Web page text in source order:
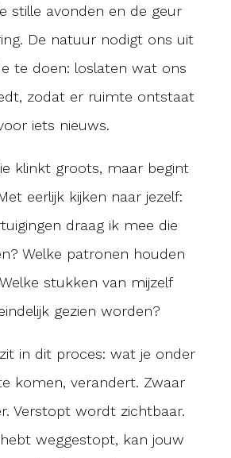
stille avonden en de geur
De natuur nodigt ons uit
te doen: loslaten wat ons
zodat er ruimte ontstaat
iets nieuws.
klinkt groots, maar begint
eerlijk kijken naar jezelf:
draag ik mee die
Welke patronen houden
stukken van mijzelf
gezien worden?
in dit proces: wat je onder
komen, verandert. Zwaar
Verstopt wordt zichtbaar.
weggestopt, kan jouw